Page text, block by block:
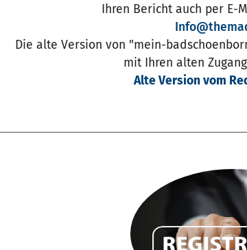
Ihren Bericht auch per E-
Die alte Version von "mein-
mit Ihren alten
Alte Version vom